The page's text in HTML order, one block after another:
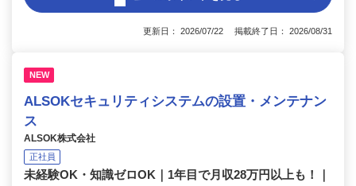
更新日： 2026/07/22 掲載終了日： 2026/08/31
NEW
ALSOKセキュリティシステムの設置・メンテナン
ス
ALSOK株式会社
正社員
未経験OK・知識ゼロOK｜1年目で月収28万円以上も！｜